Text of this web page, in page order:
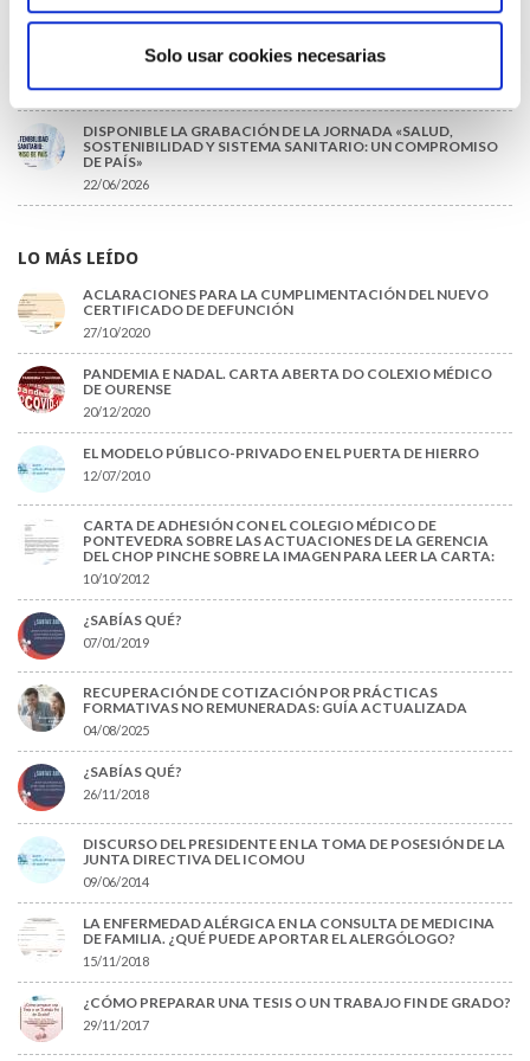
Solo usar cookies necesarias
COLEGIADAS/OS EN ACTIVO QUE HAN EJERCIDO O EJERCEN
PUESTOS DE JEFATURA / DIRECCIÓN / COORDINACIÓN
03/07/2026
DISPONIBLE LA GRABACIÓN DE LA JORNADA «SALUD,
SOSTENIBILIDAD Y SISTEMA SANITARIO: UN COMPROMISO
DE PAÍS»
22/06/2026
LO MÁS LEÍDO
ACLARACIONES PARA LA CUMPLIMENTACIÓN DEL NUEVO
CERTIFICADO DE DEFUNCIÓN
27/10/2020
PANDEMIA E NADAL. CARTA ABERTA DO COLEXIO MÉDICO
DE OURENSE
20/12/2020
EL MODELO PÚBLICO-PRIVADO EN EL PUERTA DE HIERRO
12/07/2010
CARTA DE ADHESIÓN CON EL COLEGIO MÉDICO DE
PONTEVEDRA SOBRE LAS ACTUACIONES DE LA GERENCIA
DEL CHOP PINCHE SOBRE LA IMAGEN PARA LEER LA CARTA:
10/10/2012
¿SABÍAS QUÉ?
07/01/2019
RECUPERACIÓN DE COTIZACIÓN POR PRÁCTICAS
FORMATIVAS NO REMUNERADAS: GUÍA ACTUALIZADA
04/08/2025
¿SABÍAS QUÉ?
26/11/2018
DISCURSO DEL PRESIDENTE EN LA TOMA DE POSESIÓN DE LA
JUNTA DIRECTIVA DEL ICOMOU
09/06/2014
LA ENFERMEDAD ALÉRGICA EN LA CONSULTA DE MEDICINA
DE FAMILIA. ¿QUÉ PUEDE APORTAR EL ALERGÓLOGO?
15/11/2018
¿CÓMO PREPARAR UNA TESIS O UN TRABAJO FIN DE GRADO?
29/11/2017